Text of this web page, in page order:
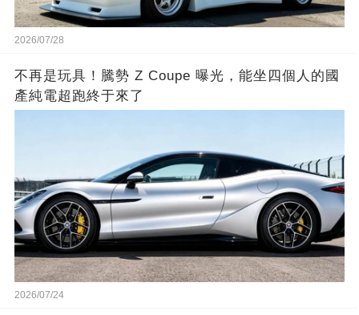
2026/07/28
不再是玩具！騰勢 Z Coupe 曝光，能坐四個人的國
產純電超跑終于來了
2026/07/24